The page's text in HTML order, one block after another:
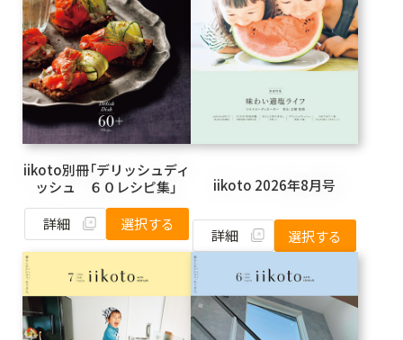
iikoto別冊「デリッシュディ
ッシュ ６０レシピ集」
詳細
選択する
iikoto 2026年8月号
詳細 選択する